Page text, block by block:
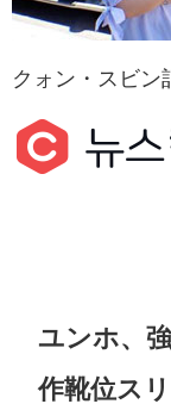
クォン・スビン
ユンホ、
作靴位ス